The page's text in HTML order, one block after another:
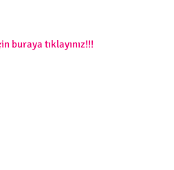
buraya tıklayınız!!!